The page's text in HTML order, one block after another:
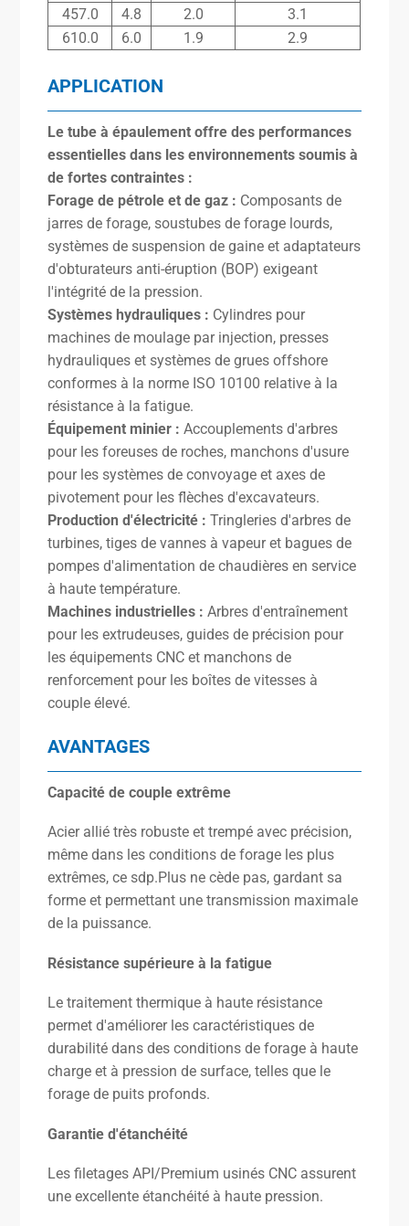
457.0
4.8 2.0
3.1
610.0
6.0 1.9 2.9
APPLICATION
Le tube à épaulement offre des performances
essentielles dans les environnements soumis à
de fortes contraintes :
Forage de pétrole et de gaz : Composants de
jarres de forage, soustubes de forage lourds,
systèmes de suspension de gaine et adaptateurs
d'obturateurs anti-éruption (BOP) exigeant
l'intégrité de la pression.
Systèmes hydrauliques : Cylindres pour
machines de moulage par injection, presses
hydrauliques et systèmes de grues offshore
conformes à la norme ISO 10100 relative à la
résistance à la fatigue.
Équipement minier : Accouplements d'arbres
pour les foreuses de roches, manchons d'usure
pour les systèmes de convoyage et axes de
pivotement pour les flèches d'excavateurs.
Production d'électricité : Tringleries d'arbres de
turbines, tiges de vannes à vapeur et bagues de
pompes d'alimentation de chaudières en service
à haute température.
Machines industrielles : Arbres d'entraînement
pour les extrudeuses, guides de précision pour
les équipements CNC et manchons de
renforcement pour les boîtes de vitesses à
couple élevé.
AVANTAGES
Capacité de couple extrême
Acier allié très robuste et trempé avec précision,
même dans les conditions de forage les plus
extrêmes, ce sdp.Plus ne cède pas, gardant sa
forme et permettant une transmission maximale
de la puissance.
Résistance supérieure à la fatigue
Le traitement thermique à haute résistance
permet d'améliorer les caractéristiques de
durabilité dans des conditions de forage à haute
charge et à pression de surface, telles que le
forage de puits profonds.
Garantie d'étanchéité
Les filetages API/Premium usinés CNC assurent
une excellente étanchéité à haute pression.